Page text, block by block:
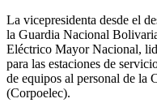
La vicepresidenta desde el
la Guardia Nacional
Eléctrico Mayor Nacional,
para las estaciones de
de equipos al personal de la
(Corpoelec).